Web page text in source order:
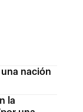
una nación
la